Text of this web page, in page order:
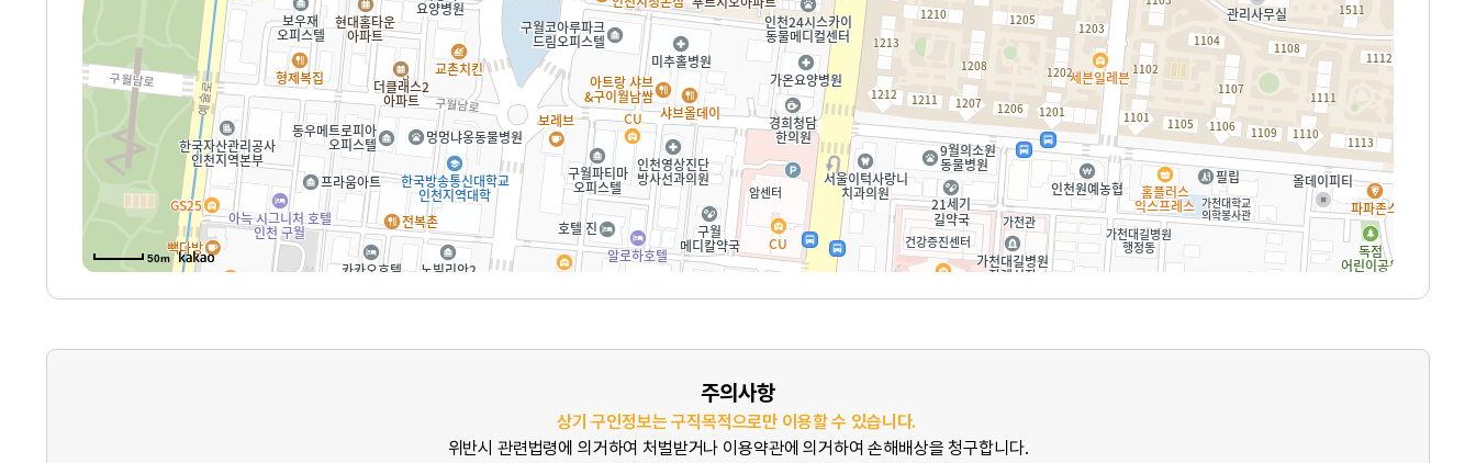
50m
주의사항
상기 구인정보는 구직목적으로만 이용할 수 있습니다.
위반시 관련법령에 의거하여 처벌받거나 이용약관에 의거하여 손해배상을 청구합니다.